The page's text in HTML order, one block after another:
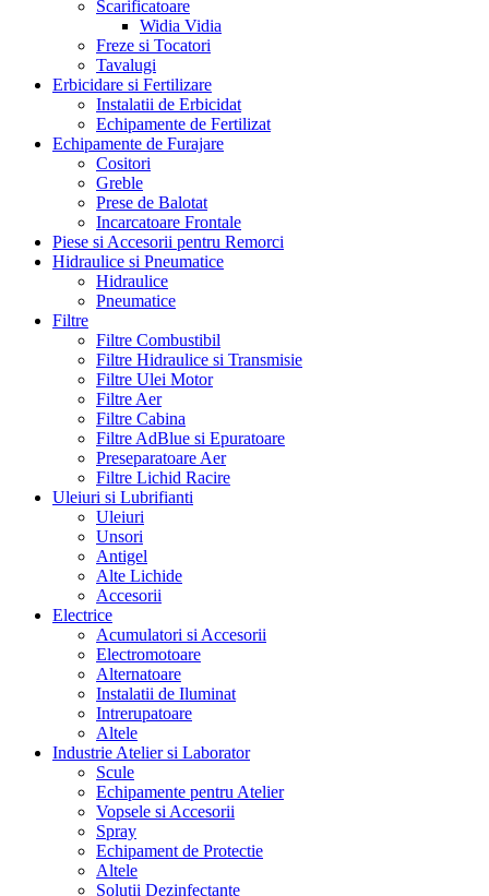
Scarificatoare
Widia Vidia
Freze si Tocatori
Tavalugi
Erbicidare si Fertilizare
Instalatii de Erbicidat
Echipamente de Fertilizat
Echipamente de Furajare
Cositori
Greble
Prese de Balotat
Incarcatoare Frontale
Piese si Accesorii pentru Remorci
Hidraulice si Pneumatice
Hidraulice
Pneumatice
Filtre
Filtre Combustibil
Filtre Hidraulice si Transmisie
Filtre Ulei Motor
Filtre Aer
Filtre Cabina
Filtre AdBlue si Epuratoare
Preseparatoare Aer
Filtre Lichid Racire
Uleiuri si Lubrifianti
Uleiuri
Unsori
Antigel
Alte Lichide
Accesorii
Electrice
Acumulatori si Accesorii
Electromotoare
Alternatoare
Instalatii de Iluminat
Intrerupatoare
Altele
Industrie Atelier si Laborator
Scule
Echipamente pentru Atelier
Vopsele si Accesorii
Spray
Echipament de Protectie
Altele
Solutii Dezinfectante